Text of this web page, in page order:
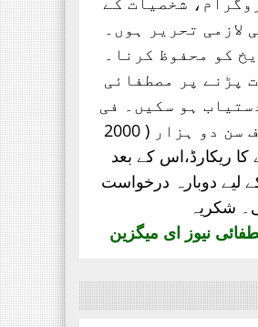
لازمی تحریر ہوں۔
کو محفوظ کرنا۔
پڑنے پر مصطفائی
ہو سکیں۔ فی
سن دو ہزار ( 2000
ریکارڈ،اس کے بعد
لیے دوبارہ درخواست
شکریہ
نیوز ای میگزین